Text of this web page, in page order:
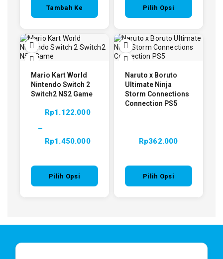
Tambah Ke
Pilih Opsi
Mario Kart World
Nintendo Switch 2
Switch2 NS2 Game
Rp1.122.000
–
Rp1.450.000
Pilih Opsi
Naruto x Boruto
Ultimate Ninja
Storm Connections
Connection PS5
Rp362.000
Pilih Opsi